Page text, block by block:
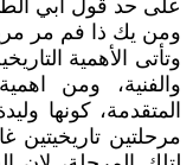
على حد قول ابي
ومن يك ذا فم مر
وتأتى الأهمية
والفنية، ومن
المتقدمة، كونها
مرحلتين تاريخيتين